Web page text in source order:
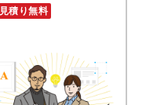
積り無料